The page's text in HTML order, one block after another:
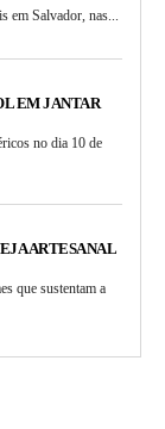
em Salvador, nas...
EM JANTAR
no dia 10 de
ARTESANAL
que sustentam a